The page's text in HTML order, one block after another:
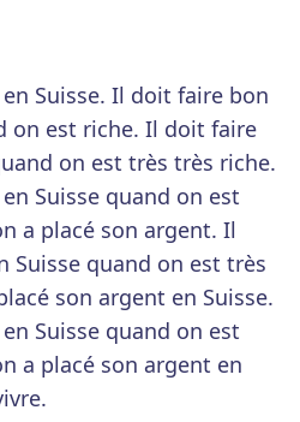
Suisse. Il doit faire bon
on est riche. Il doit faire
on est très très riche.
Suisse quand on est
a placé son argent. Il
Suisse quand on est très
son argent en Suisse.
Suisse quand on est
a placé son argent en